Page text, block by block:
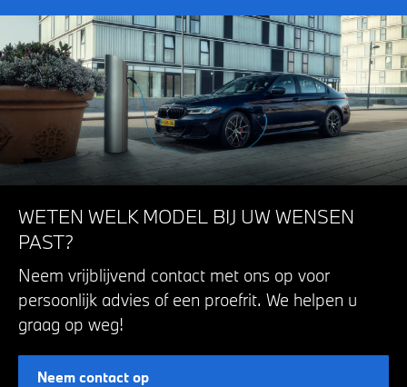
WETEN WELK MODEL BIJ UW WENSEN
PAST?
Neem vrijblijvend contact met ons op voor
persoonlijk advies of een proefrit. We helpen u
graag op weg!
Neem contact op